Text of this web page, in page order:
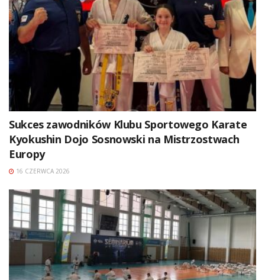
Sukces zawodników Klubu Sportowego Karate
Kyokushin Dojo Sosnowski na Mistrzostwach
Europy
16 CZERWCA 2026